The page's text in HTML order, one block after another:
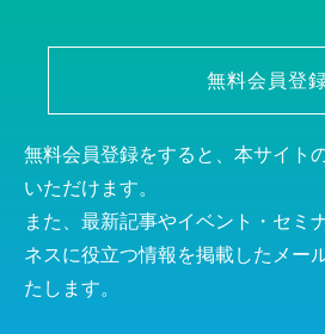
無料会員登
無料会員登録をすると、本サイト
いただけます。
また、最新記事やイベント・セミ
ネスに役立つ情報を掲載したメー
たします。